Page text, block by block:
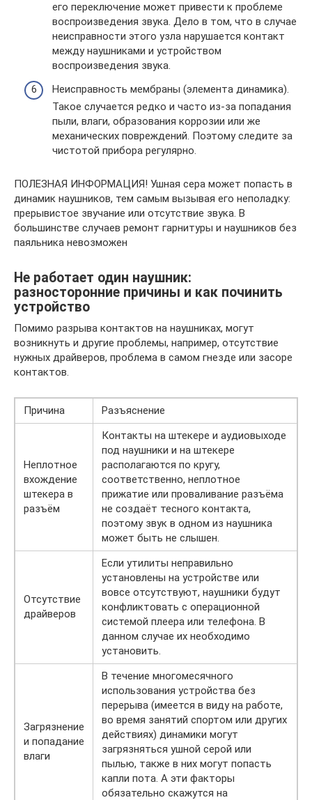
его переключение может привести к проблеме
воспроизведения звука. Дело в том, что в случае
неисправности этого узла нарушается контакт
между наушниками и устройством
воспроизведения звука.
Неисправность мембраны (элемента динамика).
Такое случается редко и часто из-за попадания
пыли, влаги, образования коррозии или же
механических повреждений. Поэтому следите за
чистотой прибора регулярно.
ПОЛЕЗНАЯ ИНФОРМАЦИЯ! Ушная сера может попасть в
динамик наушников, тем самым вызывая его неполадку:
прерывистое звучание или отсутствие звука. В
большинстве случаев ремонт гарнитуры и наушников без
паяльника невозможен
Не работает один наушник:
разносторонние причины и как починить
устройство
Помимо разрыва контактов на наушниках, могут
возникнуть и другие проблемы, например, отсутствие
нужных драйверов, проблема в самом гнезде или засоре
контактов.
Причина Разъяснение
Неплотное
вхождение
штекера в
разъём
Контакты на штекере и аудиовыходе
под наушники и на штекере
располагаются по кругу,
соответственно, неплотное
прижатие или проваливание разъёма
не создаёт тесного контакта,
поэтому звук в одном из наушника
может быть не слышен.
Отсутствие
драйверов
Если утилиты неправильно
установлены на устройстве или
вовсе отсутствуют, наушники будут
конфликтовать с операционной
системой плеера или телефона. В
данном случае их необходимо
установить.
Загрязнение
и попадание
влаги
В течение многомесячного
использования устройства без
перерыва (имеется в виду на работе,
во время занятий спортом или других
действиях) динамики могут
загрязняться ушной серой или
пылью, также в них могут попасть
капли пота. А эти факторы
обязательно скажутся на